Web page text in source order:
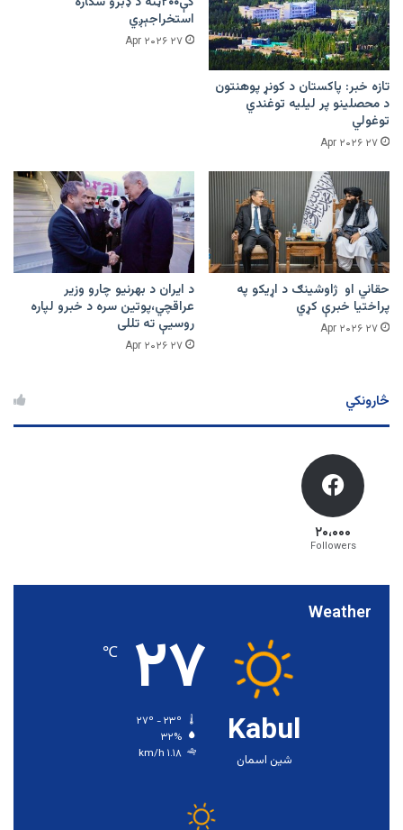
تازه خبر: پاکستان د کونړ پوهنتون
د محصلینو پر لیلیه توغندي
توغولي
۲۷ Apr ۲۰۲۶
استخراجېږي
۲۷ Apr ۲۰۲۶
حقاني او ژاوشینګ د اړیکو په
پراختیا خبرې کړي
۲۷ Apr ۲۰۲۶
د ایران د بهرنیو چارو وزیر
عراقچي،پوتین سره د خبرو لپاره
روسیې ته تللی
۲۷ Apr ۲۰۲۶
څارونکي
۲۰،۰۰۰
Followers
Weather
Kabul
شین اسمان
۲۷ ℃
۳۲%
۱.۱۸ km/h